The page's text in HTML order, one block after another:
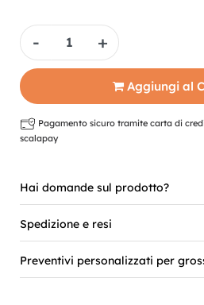
Quantità
Aggiungi al
Pagamento sicuro tramite carta di
scalapay
Hai domande sul prodotto?
Spedizione e resi
Preventivi personalizzati per